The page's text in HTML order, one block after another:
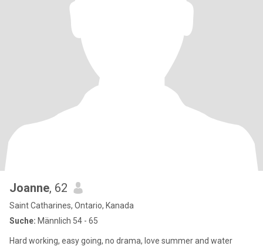
Joanne, 62
Saint Catharines, Ontario, Kanada
Suche: Männlich 54 - 65
Hard working, easy going, no drama, love summer and water